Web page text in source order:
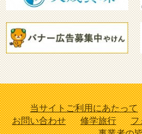
当サイトご利用にあたって
お問い合わせ
修学旅行
フ